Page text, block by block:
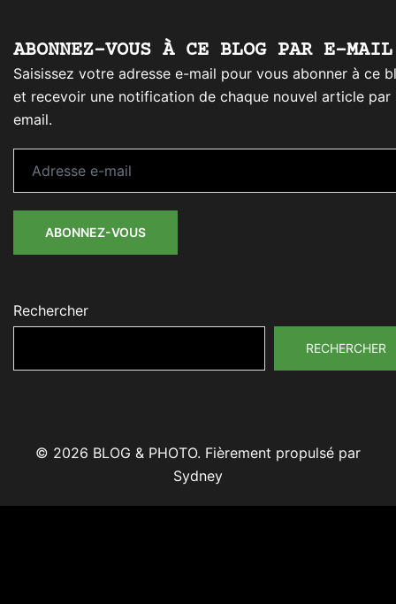
ABONNEZ-VOUS À CE BLOG PAR E-
Saisissez votre adresse e-mail pour vous abonner à ce
et recevoir une notification de chaque nouvel article par
email.
ABONNEZ-VOUS
Rechercher
RECHERCHER
© 2026 BLOG & PHOTO. Fièrement propulsé par
Sydney